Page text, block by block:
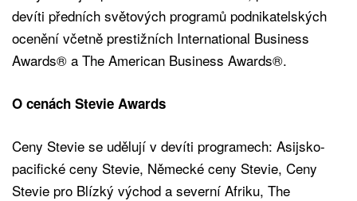
devíti předních světových programů podnikatelských
ocenění včetně prestižních International Business
Awards® a The American Business Awards®.
O cenách Stevie Awards
Ceny Stevie se udělují v devíti programech: Asijsko-
pacifické ceny Stevie, Německé ceny Stevie, Ceny
Stevie pro Blízký východ a severní Afriku, The